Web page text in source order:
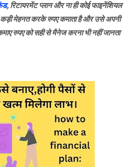
, रिटायरमेंट प्लान और ना ही कोई फाइनेंशियल
कड़ी मेहनत करके रुपए कमाता है और उसे अपनी
रुपए को सही से मैनेज करना भी नहीं जानता